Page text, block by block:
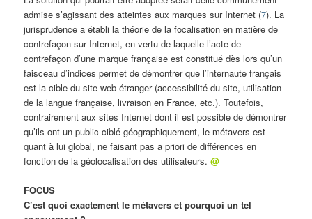
admise s’agissant des atteintes aux marques sur Internet (7). La
jurisprudence a établi la théorie de la focalisation en matière de
contrefaçon sur Internet, en vertu de laquelle l’acte de
contrefaçon d’une marque française est constitué dès lors qu’un
faisceau d’indices permet de démontrer que l’internaute français
est la cible du site web étranger (accessibilité du site, utilisation
de la langue française, livraison en France, etc.). Toutefois,
contrairement aux sites Internet dont il est possible de démontrer
qu’ils ont un public ciblé géographiquement, le métavers est
quant à lui global, ne faisant pas a priori de différences en
fonction de la géolocalisation des utilisateurs. @
FOCUS
C’est quoi exactement le métavers et pourquoi un tel